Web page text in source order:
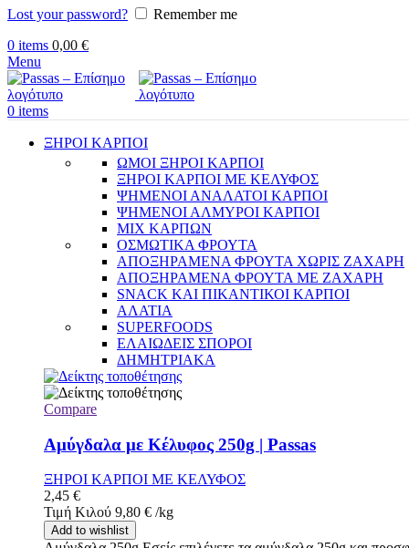
Lost your password?
Remember me
0 items 0,00 €
Menu
0 items
ΞΗΡΟΙ ΚΑΡΠΟΙ
ΩΜΟΙ ΞΗΡΟΙ ΚΑΡΠΟΙ
ΞΗΡΟΙ ΚΑΡΠΟΙ ΜΕ ΚΕΛΥΦΟΣ
ΨΗΜΕΝΟΙ ΑΝΑΛΑΤΟΙ ΚΑΡΠΟΙ
ΨΗΜΕΝΟΙ ΑΛΜΥΡΟΙ ΚΑΡΠΟΙ
MIX ΚΑΡΠΩΝ
ΟΣΜΩΤΙΚΑ ΦΡΟΥΤΑ
ΑΠΟΞΗΡΑΜΕΝΑ ΦΡΟΥΤΑ ΧΩΡΙΣ ΖΑΧΑΡΗ
ΑΠΟΞΗΡΑΜΕΝΑ ΦΡΟΥΤΑ ΜΕ ΖΑΧΑΡΗ
SNACK ΚΑΙ ΠΙΚΑΝΤΙΚΟΙ ΚΑΡΠΟΙ
ΑΛΑΤΙΑ
SUPERFOODS
ΕΛΑΙΩΔΕΙΣ ΣΠΟΡΟΙ
ΔΗΜΗΤΡΙΑΚΑ
Compare
Αμύγδαλα με Κέλυφος 250g | Passas
ΞΗΡΟΙ ΚΑΡΠΟΙ ΜΕ ΚΕΛΥΦΟΣ
2,45 €
Τιμή Κιλού 9,80 € /kg
Add to wishlist